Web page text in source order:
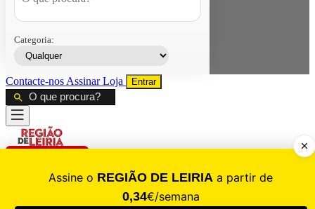
Categoria:
Contacte-nos AssinarLoja Entrar